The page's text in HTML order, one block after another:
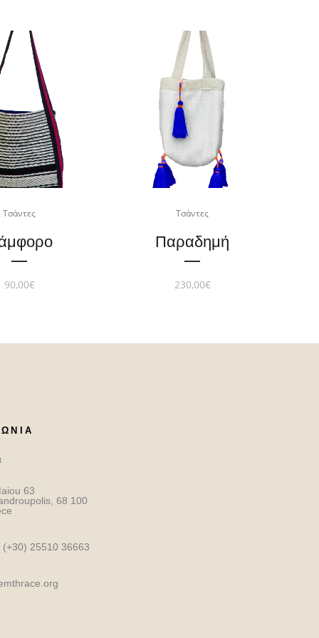
Τσάντες
90,00€
Τσάντες
Παραδημή
230,00€
63
68 100
(+30) 25510 36663